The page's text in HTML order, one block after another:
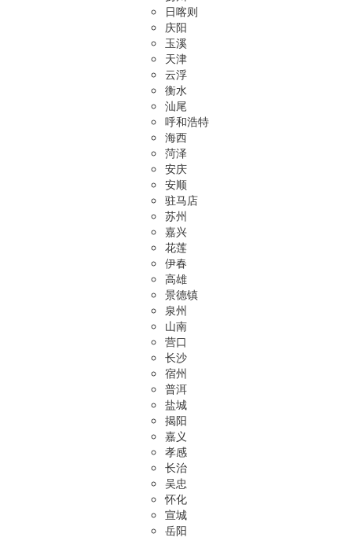
日喀则
庆阳
玉溪
天津
云浮
衡水
汕尾
呼和浩特
海西
菏泽
安庆
安顺
驻马店
苏州
嘉兴
花莲
伊春
高雄
景德镇
泉州
山南
营口
长沙
宿州
普洱
盐城
揭阳
嘉义
孝感
长治
吴忠
怀化
宣城
岳阳